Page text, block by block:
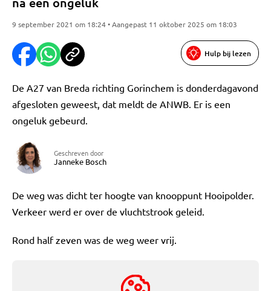
9 september 2021 om 18:24 • Aangepast 11 oktober 2025 om 18:03
Hulp bij lezen
De A27 van Breda richting Gorinchem is donderdagavond
afgesloten geweest, dat meldt de ANWB. Er is een
ongeluk gebeurd.
Geschreven door
Janneke Bosch
De weg was dicht ter hoogte van knooppunt Hooipolder.
Verkeer werd er over de vluchtstrook geleid.
Rond half zeven was de weg weer vrij.